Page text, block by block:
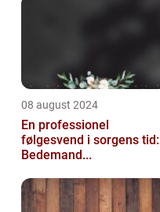
08 august 2024
En professionel
følgesvend i sorgens tid:
Bedemand...